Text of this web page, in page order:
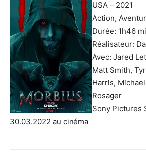
USA – 2021
Action,
Durée: 1h46
Réalisateur:
Avec: Jared
Matt Smith,
Harris,
Rosager
Sony Pictures
30.03.2022 au cinéma